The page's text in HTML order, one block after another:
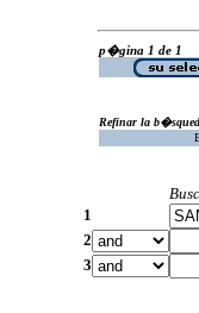
p�gina 1 de 1
Refinar la
1
2
3